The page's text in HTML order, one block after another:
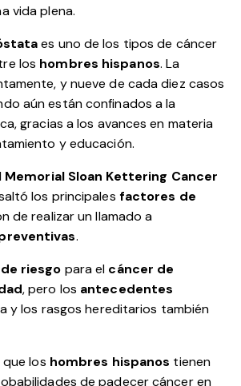
vida plena.
es uno de los tipos de cáncer
los hombres hispanos. La
y nueve de cada diez casos
aún están confinados a la
gracias a los avances en materia
y educación.
Memorial Sloan Kettering Cancer
los principales factores de
de realizar un llamado a
.
riesgo para el cáncer de
, pero los antecedentes
y los rasgos hereditarios también
los hombres hispanos tienen
de padecer cáncer en